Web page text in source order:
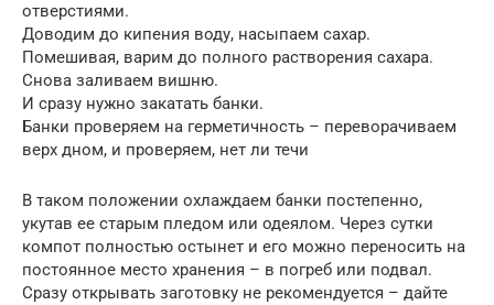
отверстиями.
Доводим до кипения воду, насыпаем сахар.
Помешивая, варим до полного растворения сахара.
Снова заливаем вишню.
И сразу нужно закатать банки.
Банки проверяем на герметичность – переворачиваем
верх дном, и проверяем, нет ли течи
В таком положении охлаждаем банки постепенно,
укутав ее старым пледом или одеялом. Через сутки
компот полностью остынет и его можно переносить на
постоянное место хранения – в погреб или подвал.
Сразу открывать заготовку не рекомендуется – дайте